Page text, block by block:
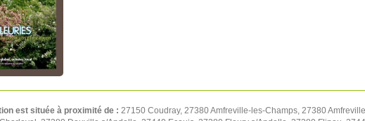
est située à proximité de : 27150 Coudray, 27380 Amfreville-les-Champs, 27380